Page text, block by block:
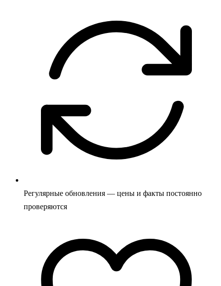
Регулярные обновления — цены и факты постоянно
проверяются